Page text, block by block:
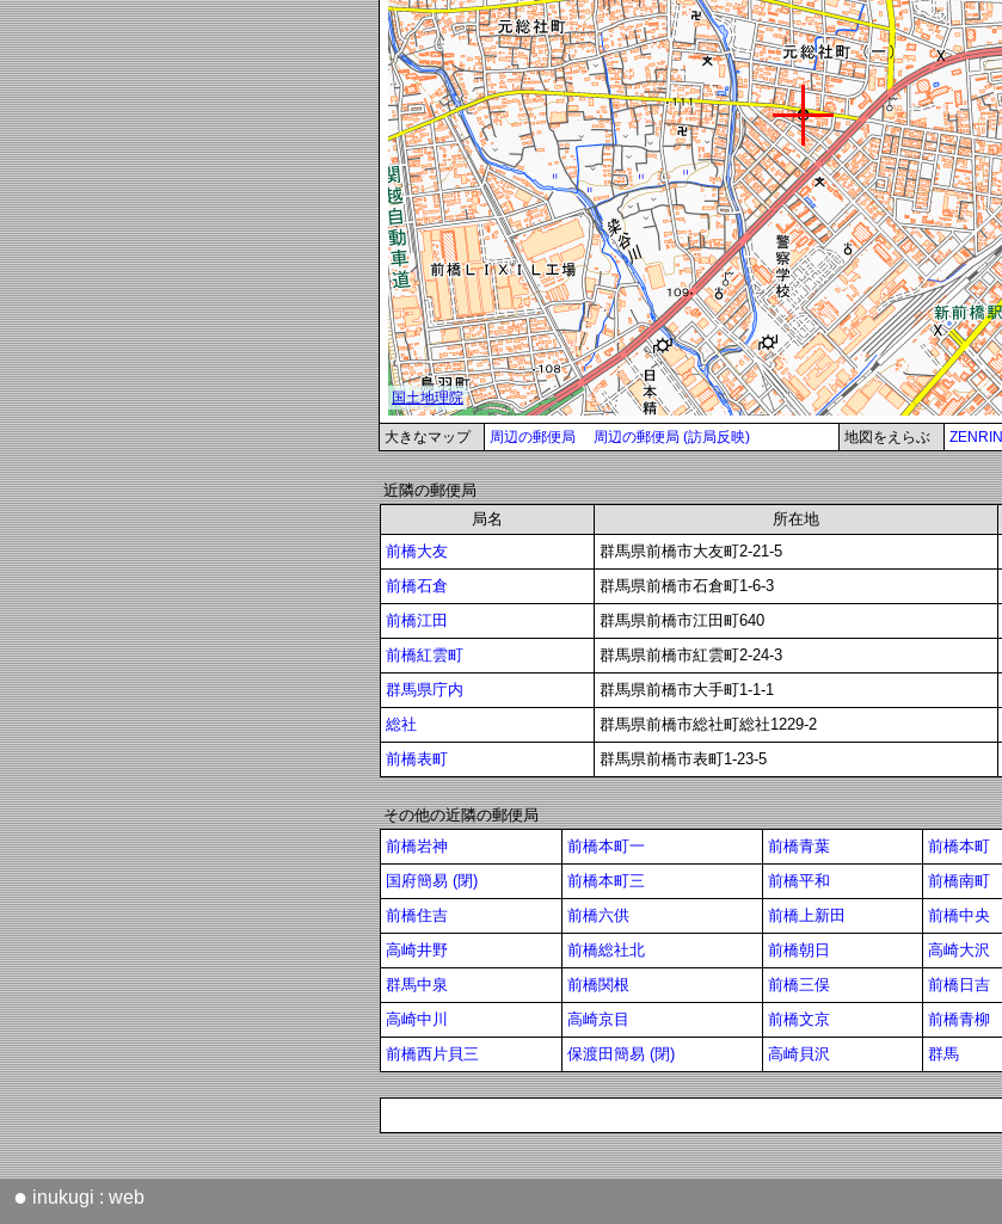
大きなマップ 周辺の郵便局 周辺の郵便局 (訪局反映) 地図をえらぶ ZENRIN
近隣の郵便局
局名
所在地
前橋大友
群馬県前橋市大友町2-21-5
前橋石倉
群馬県前橋市石倉町1-6-3
前橋江田
群馬県前橋市江田町640
前橋紅雲町
群馬県前橋市紅雲町2-24-3
群馬県庁内
群馬県前橋市大手町1-1-1
総社
群馬県前橋市総社町総社1229-2
前橋表町
群馬県前橋市表町1-23-5
その他の近隣の郵便局
前橋岩神
前橋本町一 前橋青葉 前橋本町
国府簡易 (閉)
前橋本町三 前橋平和 前橋南町
前橋住吉
前橋六供 前橋上新田 前橋中央
高崎井野
前橋総社北 前橋朝日 高崎大沢
群馬中泉
前橋関根 前橋三俣 前橋日吉
高崎中川
高崎京目 前橋文京 前橋青柳
前橋西片貝三
保渡田簡易 (閉) 高崎貝沢 群馬
● inukugi : web